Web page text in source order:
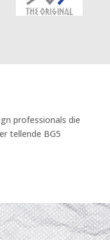
professionals die
tellende BG5